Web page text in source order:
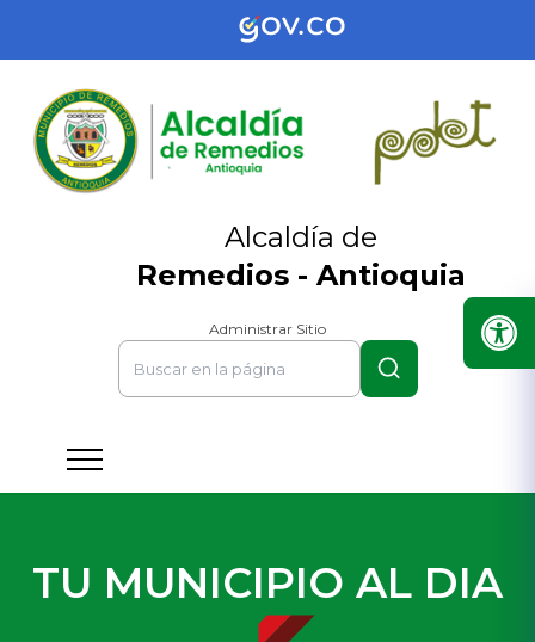
Alcaldía de
Remedios - Antioquia
Administrar Sitio
TU MUNICIPIO AL DIA